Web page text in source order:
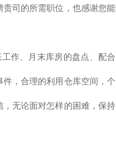
司的所需职位，也感谢您能
作、月末库房的盘点、配合
，合理的利用仓库空间，个
无论面对怎样的困难，保持